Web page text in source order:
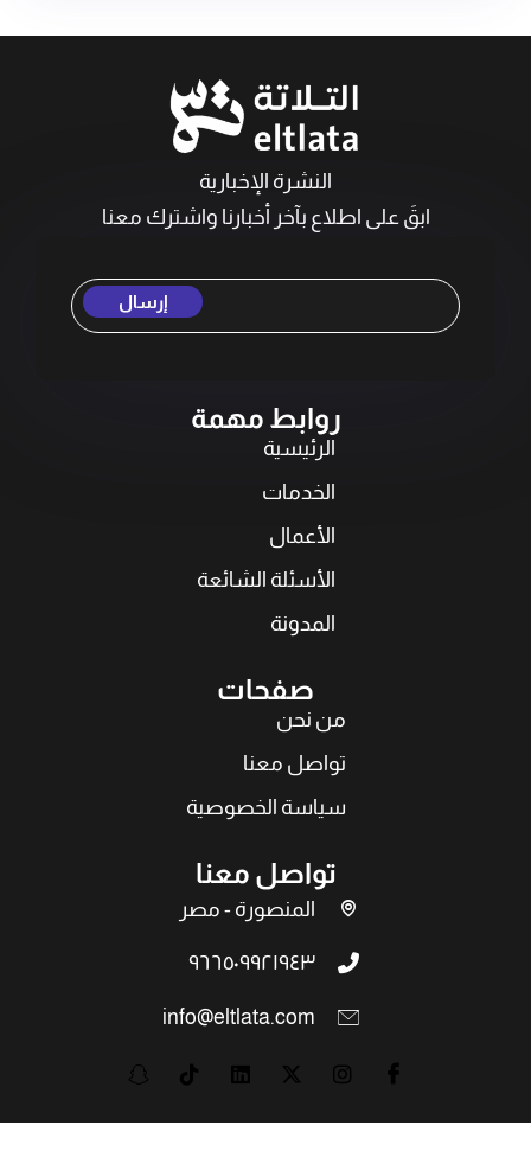
النشرة الإخبارية
ابقَ على اطلاع بآخر أخبارنا واشترك معنا
إرسال
روابط مهمة
الرئيسية
الخدمات
الأعمال
الأسئلة الشائعة
المدونة
صفحات
من نحن
تواصل معنا
سياسة الخصوصية
تواصل معنا
المنصورة - مصر
٩٦٦٥٠٩٩٢١٩٤٣
info@eltlata.com